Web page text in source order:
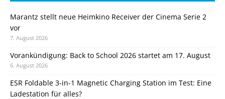
Marantz stellt neue Heimkino Receiver der Cinema Serie 2
vor
7. August 2026
Vorankündigung: Back to School 2026 startet am 17. August
6. August 2026
ESR Foldable 3-in-1 Magnetic Charging Station im Test: Eine
Ladestation für alles?